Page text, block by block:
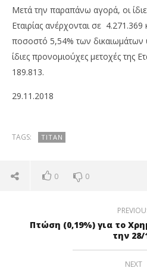
29/11/2018
pressroom
Μετά την παραπάνω αγορά, οι
Εταιρίας ανέρχονται σε 4.271.369
ποσοστό 5,54% των δικαιωμάτων
ίδιες προνομιούχες μετοχές της
189.813.
29.11.2018
TAGS: ΤΙΤΆΝ
0 0
Πτώση (0,19%) για το
την 28/
NEXT